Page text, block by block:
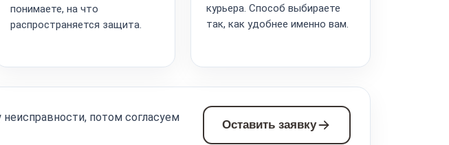
понимаете, на что
распространяется защита.
курьера. Способ выбираете
так, как удобнее именно вам.
неисправности, потом согласуем
Оставить заявку